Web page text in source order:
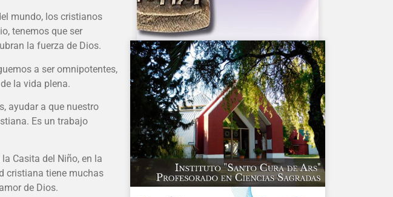
mundo, los cristianos
tenemos que ser
la fuerza de Dios.
a ser omnipotentes,
la vida plena.
ayudar a que nuestro
Es un trabajo
Casita del Niño, en la
cristiana tiene muchas
de Dios.